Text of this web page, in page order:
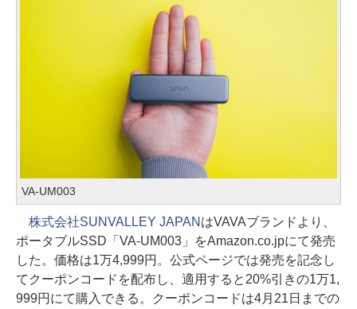
VA-UM003
株式会社SUNVALLEY JAPAN はVAVAブランドより、
ポータブルSSD「VA-UM003」をAmazon.co.jpにて発売
した。価格は1万4,999円。公式ページでは発売を記念し
てクーポンコードを配布し、適用すると20%引きの1万1,
999円にて購入できる。クーポンコードは4月21日までの